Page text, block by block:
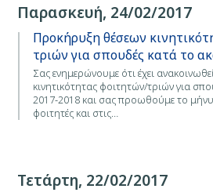
Παρασκευή, 24/02/2017
Προκήρυξη θέσεων
τριών για σπουδές κατά το
Σας ενημερώνουμε ότι έχει
κινητικότητας φοιτητών/τριών για
2017-2018 και σας προωθούμε το
φοιτητές και στις…
Τετάρτη, 22/02/2017